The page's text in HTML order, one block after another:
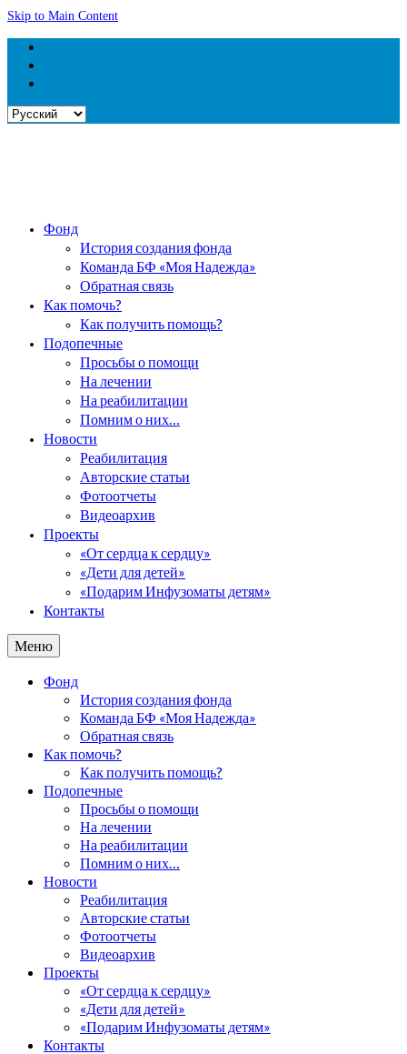
Skip to Main Content
Выбрать
Фонд
История создания фонда
Команда БФ «Моя Надежда»
Обратная связь
Как помочь?
Как получить помощь?
Подопечные
Просьбы о помощи
На лечении
На реабилитации
Помним о них…
Новости
Реабилитация
Авторские статьи
Фотоотчеты
Видеоархив
Проекты
«От сердца к сердцу»
«Дети для детей»
«Подарим Инфузоматы детям»
Контакты
Меню
Фонд
История создания фонда
Команда БФ «Моя Надежда»
Обратная связь
Как помочь?
Как получить помощь?
Подопечные
Просьбы о помощи
На лечении
На реабилитации
Помним о них…
Новости
Реабилитация
Авторские статьи
Фотоотчеты
Видеоархив
Проекты
«От сердца к сердцу»
«Дети для детей»
«Подарим Инфузоматы детям»
Контакты